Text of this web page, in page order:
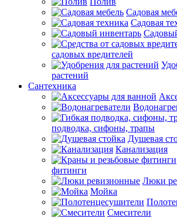
Садовая
Садовая
садовых вредителей
растений
Сантехника
подводка, сифоны, трапы
Душевая
Канализация
фитинги
Люки
Мойка
Смесители